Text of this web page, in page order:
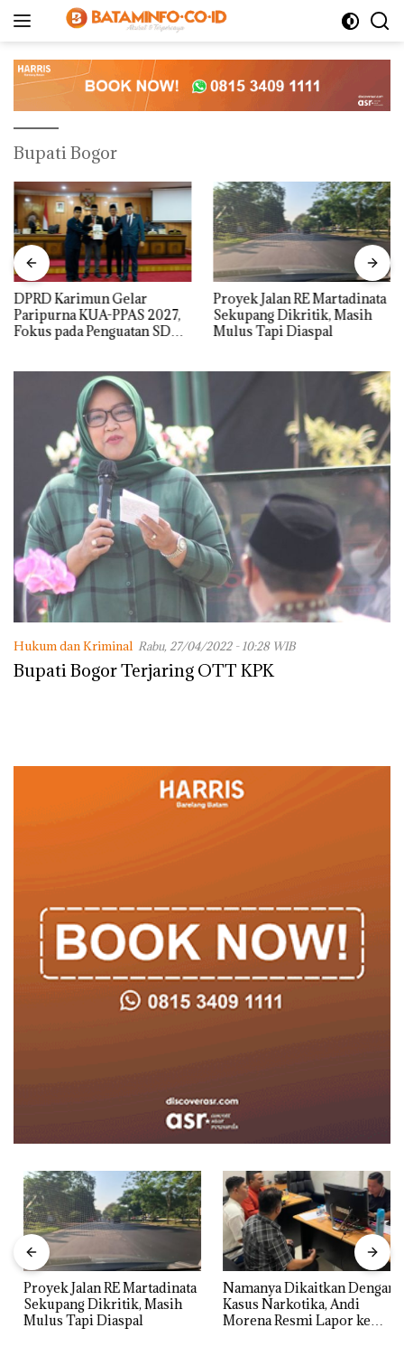
Bupati Bogor
DPRD Karimun Gelar
Paripurna KUA-PPAS 2027,
Fokus pada Penguatan SDM,
Proyek Jalan RE Martadinata
Sekupang Dikritik, Masih
Mulus Tapi Diaspal
Hukum dan Kriminal Rabu, 27/04/2022 - 10:28 WIB
Bupati Bogor Terjaring OTT KPK
Proyek Jalan RE Martadinata
Sekupang Dikritik, Masih
Mulus Tapi Diaspal
Namanya Dikaitkan Dengan
Kasus Narkotika, Andi
Morena Resmi Lapor ke